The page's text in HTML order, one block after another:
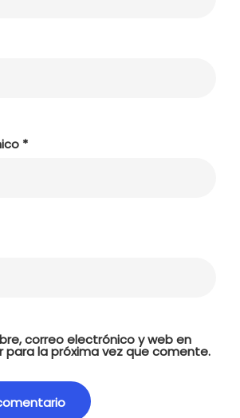
*
correo electrónico y web en
la próxima vez que comente.